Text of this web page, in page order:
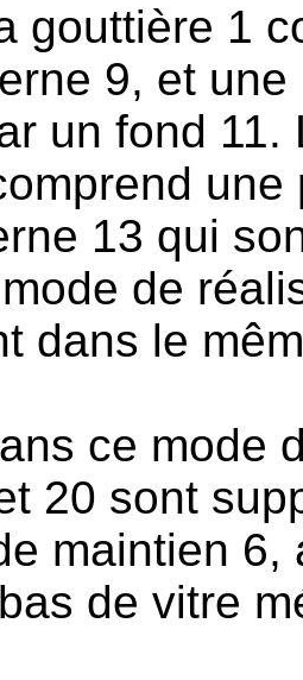
gouttière 1
9, et
un fond
13 qui
de
dans le
ce mode
20 sont
maintien
de vitre